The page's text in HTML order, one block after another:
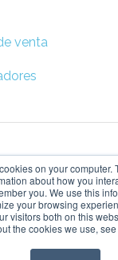
on your computer.
about how you
you. We use this
your browsing
visitors both on this
the cookies we use,
de Locación
de Accesos
venta
visión